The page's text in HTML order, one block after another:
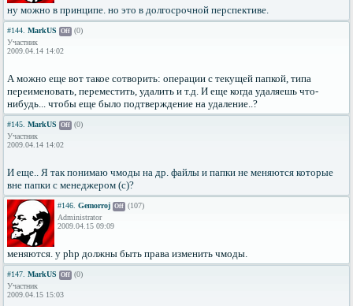
ну можно в принципе. но это в долгосрочной перспективе.
#144. MarkUS Off (0)
Участник
2009.04.14 14:02
А можно еще вот такое сотворить: операции с текущей папкой, типа
переименовать, переместить, удалить и т.д. И еще когда удаляешь что-
нибудь... чтобы еще было подтверждение на удаление..?
#145. MarkUS Off (0)
Участник
2009.04.14 14:02
И еще.. Я так понимаю чмоды на др. файлы и папки не меняются которые
вне папки с менеджером (c)?
#146. Gemorroj Off (107)
Administrator
2009.04.15 09:09
меняются. у php должны быть права изменить чмоды.
#147. MarkUS Off (0)
Участник
2009.04.15 15:03